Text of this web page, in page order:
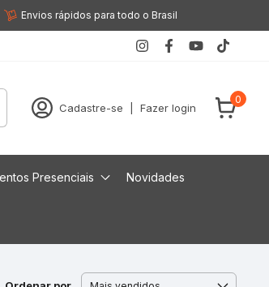
Envios rápidos para todo o Brasil
Cadastre-se Fazer login
0
Presenciais Novidades